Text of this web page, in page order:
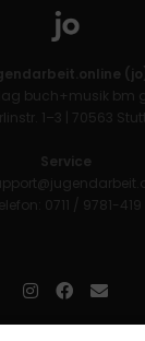
(jo)
buch+musik bm
1–3 | 70563
Service
0711 / 9781-419